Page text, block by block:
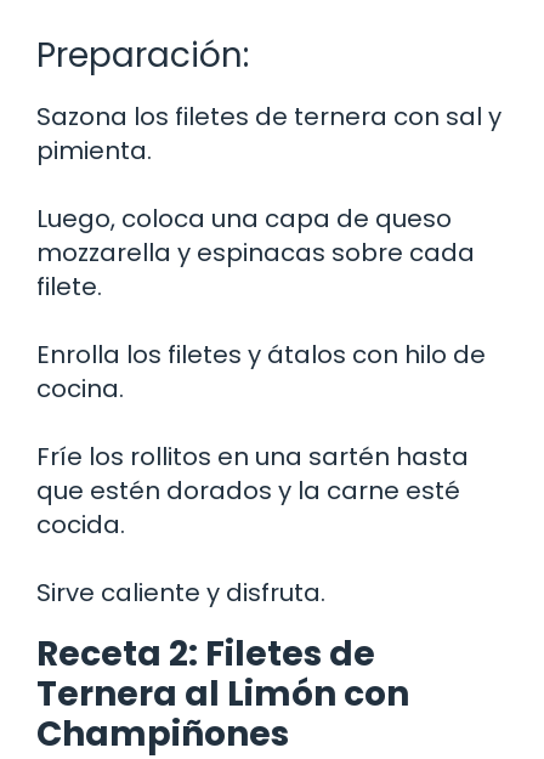
Preparación:
Sazona los filetes de ternera con sal y
pimienta.
Luego, coloca una capa de queso
mozzarella y espinacas sobre cada
filete.
Enrolla los filetes y átalos con hilo de
cocina.
Fríe los rollitos en una sartén hasta
que estén dorados y la carne esté
cocida.
Sirve caliente y disfruta.
Receta 2: Filetes de
Ternera al Limón con
Champiñones